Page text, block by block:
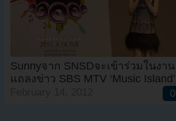
Sunnyจาก SNSDจะเข้าร่วมในงาน
แถลงข่าว SBS MTV ‘Music Island’
0